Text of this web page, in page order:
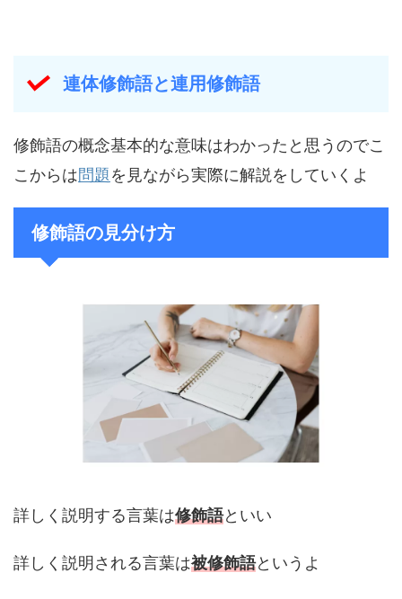
連体修飾語と連用修飾語
修飾語の概念基本的な意味はわかったと思うのでこ
こからは問題を見ながら実際に解説をしていくよ
修飾語の見分け方
詳しく説明する言葉は修飾語といい
詳しく説明される言葉は被修飾語というよ